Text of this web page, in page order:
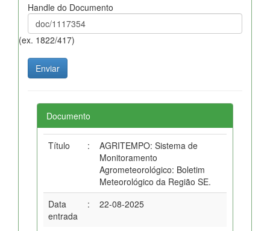
Handle do Documento
(ex. 1822/417)
Documento
Título :
AGRITEMPO: Sistema de
Monitoramento
Agrometeorológico: Boletim
Meteorológico da Região SE.
Data
entrada
: 22-08-2025